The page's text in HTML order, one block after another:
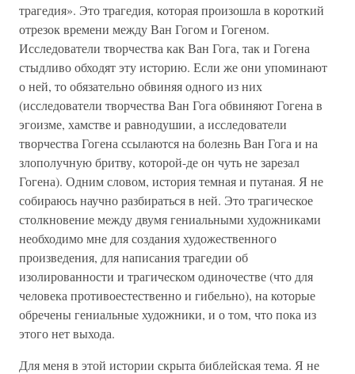
трагедия». Это трагедия, которая произошла в короткий
отрезок времени между Ван Гогом и Гогеном.
Исследователи творчества как Ван Гога, так и Гогена
стыдливо обходят эту историю. Если же они упоминают
о ней, то обязательно обвиняя одного из них
(исследователи творчества Ван Гога обвиняют Гогена в
эгоизме, хамстве и равнодушии, а исследователи
творчества Гогена ссылаются на болезнь Ван Гога и на
злополучную бритву, которой-де он чуть не зарезал
Гогена). Одним словом, история темная и путаная. Я не
собираюсь научно разбираться в ней. Это трагическое
столкновение между двумя гениальными художниками
необходимо мне для создания художественного
произведения, для написания трагедии об
изолированности и трагическом одиночестве (что для
человека противоестественно и гибельно), на которые
обречены гениальные художники, и о том, что пока из
этого нет выхода.
Для меня в этой истории скрыта библейская тема. Я не